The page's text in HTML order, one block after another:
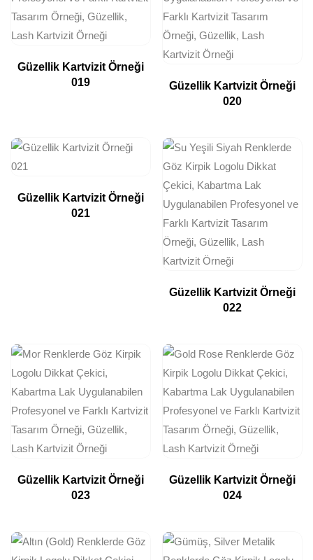
Güzellik Kartvizit Örneği
019
Güzellik Kartvizit Örneği
020
Güzellik Kartvizit Örneği
021
Güzellik Kartvizit Örneği
022
Güzellik Kartvizit Örneği
023
Güzellik Kartvizit Örneği
024